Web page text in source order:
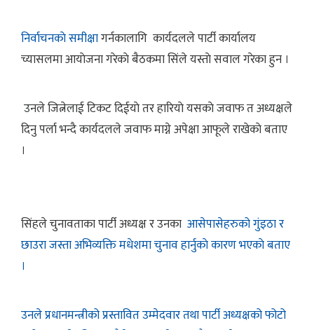
निर्वाचनकाे समीक्षागर्नकालागि कार्यदलले पार्टी कार्यालय
च्यासलमा आयाेजना गरेकाे बैठकमा सिंले यस्ताे सवाल गरेका हुन ।
उनले जित्नेलाई टिकट दिईयाे तर हारियाे यसकाे जवाफ त अध्यक्षले
दिनु पर्ला भन्दै कार्यदलले जवाफ माग्ने अपेक्षा आफूले राखेकाे बताए
।
सिंहले चुनावताका पार्टी अध्यक्ष र उनका आसेपासेहरुको गुंइठा र
छाउरा जस्ता अभिव्यक्ति मधेशमा चुनाव हार्नुकाे कारण भएकाे बताए
।
उनले प्रधानमन्त्रीको प्रस्तावित उम्मेदवार तथा पार्टी अध्यक्षको फोटो